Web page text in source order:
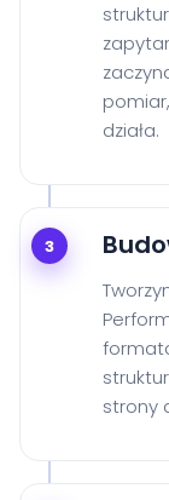
działa.
3
strony